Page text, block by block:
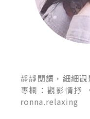
靜靜閱讀，細細
專欄：觀影情抒
ronna.relaxing